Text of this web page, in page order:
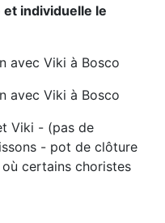
individuelle le
avec Viki à Bosco
avec Viki à Bosco
Viki - (pas de
- pot de clôture
certains choristes